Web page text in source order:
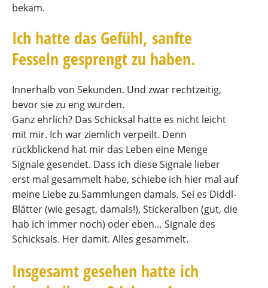
bekam.
Ich hatte das Gefühl, sanfte
Fesseln gesprengt zu haben.
Innerhalb von Sekunden. Und zwar rechtzeitig,
bevor sie zu eng wurden.
Ganz ehrlich? Das Schicksal hatte es nicht leicht
mit mir. Ich war ziemlich verpeilt. Denn
rückblickend hat mir das Leben eine Menge
Signale gesendet. Dass ich diese Signale lieber
erst mal gesammelt habe, schiebe ich hier mal auf
meine Liebe zu Sammlungen damals. Sei es Diddl-
Blätter (wie gesagt, damals!), Stickeralben (gut, die
hab ich immer noch) oder eben… Signale des
Schicksals. Her damit. Alles gesammelt.
Insgesamt gesehen hatte ich